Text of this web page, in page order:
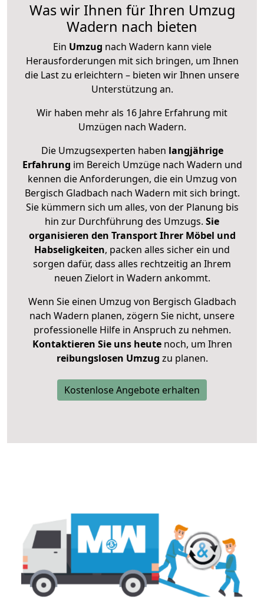
Was wir Ihnen für Ihren Umzug
Wadern nach bieten
Ein Umzug nach Wadern kann viele
Herausforderungen mit sich bringen, um Ihnen
die Last zu erleichtern – bieten wir Ihnen unsere
Unterstützung an.
Wir haben mehr als 16 Jahre Erfahrung mit
Umzügen nach Wadern.
Die Umzugsexperten haben langjährige
Erfahrung im Bereich Umzüge nach Wadern und
kennen die Anforderungen, die ein Umzug von
Bergisch Gladbach nach Wadern mit sich bringt.
Sie kümmern sich um alles, von der Planung bis
hin zur Durchführung des Umzugs. Sie
organisieren den Transport Ihrer Möbel und
Habseligkeiten, packen alles sicher ein und
sorgen dafür, dass alles rechtzeitig an Ihrem
neuen Zielort in Wadern ankommt.
Wenn Sie einen Umzug von Bergisch Gladbach
nach Wadern planen, zögern Sie nicht, unsere
professionelle Hilfe in Anspruch zu nehmen.
Kontaktieren Sie uns heutenoch, um Ihren
reibungslosen Umzug zu planen.
Kostenlose Angebote erhalten